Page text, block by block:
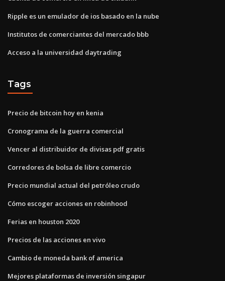
Ripple es un emulador de ios basado en la nube
Institutos de comerciantes del mercado bbb
Acceso a la universidad daytrading
Tags
Precio de bitcoin hoy en kenia
Cronograma de la guerra comercial
Vencer al distribuidor de divisas pdf gratis
Corredores de bolsa de libre comercio
Precio mundial actual del petróleo crudo
Cómo escoger acciones en robinhood
Ferias en houston 2020
Precios de las acciones en vivo
Cambio de moneda bank of america
Mejores plataformas de inversión singapur